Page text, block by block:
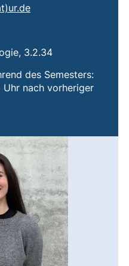
(öffnet Ihr E-Mail-
3.2.34
des Semesters:
Uhr nach vorheriger